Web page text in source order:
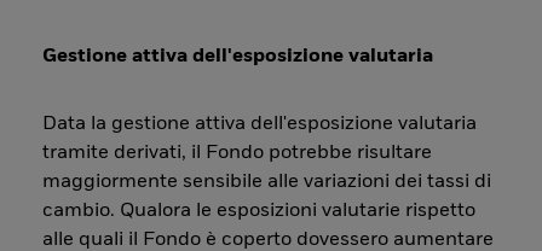
Gestione attiva dell'esposizione valutaria
Data la gestione attiva dell'esposizione valutaria
tramite derivati, il Fondo potrebbe risultare
maggiormente sensibile alle variazioni dei tassi di
cambio. Qualora le esposizioni valutarie rispetto
alle quali il Fondo è coperto dovessero aumentare